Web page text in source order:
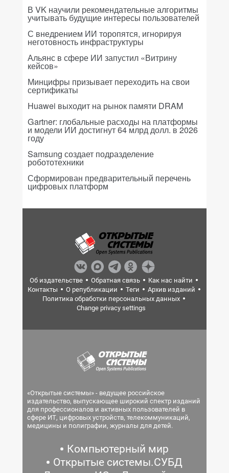
В VK научили рекомендательные алгоритмы
учитывать будущие интересы пользователей
С внедрением ИИ торопятся, игнорируя
неготовность инфраструктуры
Альянс в сфере ИИ запустил «Витрину
кейсов»
Минцифры призывает переходить на свои
сертификаты
Huawei выходит на рынок памяти DRAM
Gartner: глобальные расходы на платформы
и модели ИИ достигнут 64 млрд долл. в 2026
году
Samsung создает подразделение
робототехники
Сформирован предварительный перечень
цифровых платформ
Об издательстве Обратная связь
Как нас найти
Контакты
О републикации Теги
Архив изданий
Политика обработки персональных данных
Change privacy settings
«Открытые системы» - ведущее российское
издательство, выпускающее широкий спектр изданий
для профессионалов и активных пользователей в
сфере ИТ, цифровых устройств, телекоммуникаций,
медицины и полиграфии, журналы для детей.
Компьютерный мир
Открытые системы.СУБД